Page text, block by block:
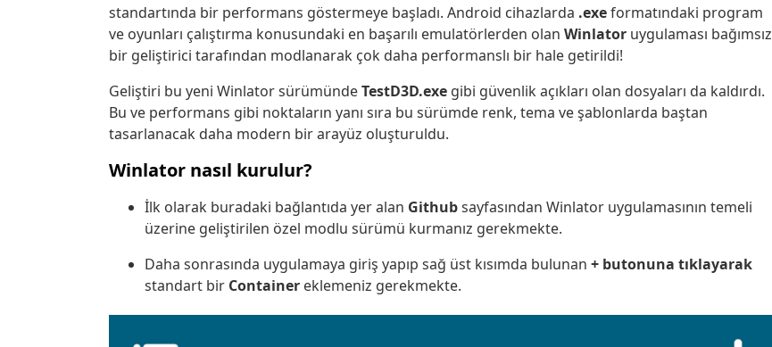
standartında bir performans göstermeye başladı. Android cihazlarda .exeformatındaki program
ve oyunları çalıştırma konusundaki en başarılı emulatörlerden olan Winlator uygulaması bağımsız
bir geliştirici tarafından modlanarak çok daha performanslı bir hale getirildi!
Geliştiri bu yeni Winlator sürümündeTestD3D.exe gibi güvenlik açıkları olan dosyaları da kaldırdı.
Bu ve performans gibi noktaların yanı sıra bu sürümde renk, tema ve şablonlarda baştan
tasarlanacak daha modern bir arayüz oluşturuldu.
Winlator nasıl kurulur?
İlk olarak buradaki bağlantıda yer alan Githubsayfasından Winlator uygulamasının temeli
üzerine geliştirilen özel modlu sürümü kurmanız gerekmekte.
Daha sonrasında uygulamaya giriş yapıp sağ üst kısımda bulunan + butonuna tıklayarak
standart bir Container eklemeniz gerekmekte.